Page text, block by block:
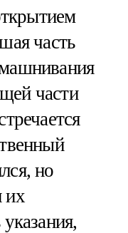
часть
части
но
их